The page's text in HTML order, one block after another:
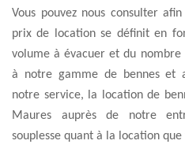
Vous pouvez nous consulter
prix de location se définit en
volume à évacuer et du nombre
à notre gamme de bennes et
notre service, la location de
Maures auprès de notre
souplesse quant à la location